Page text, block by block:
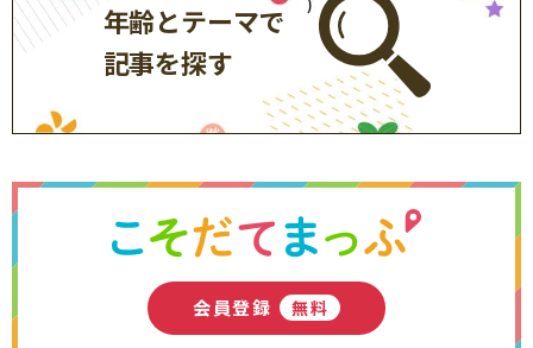
年齢とテーマで
記事を探す
会員登録 無料